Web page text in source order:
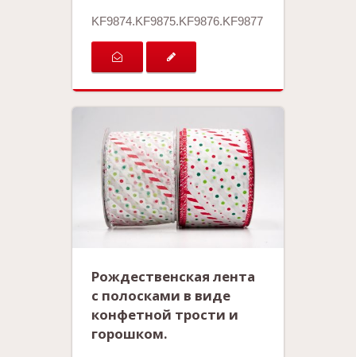
KF9874.KF9875.KF9876.KF9877
Рождественская лента
с полосками в виде
конфетной трости и
горошком.